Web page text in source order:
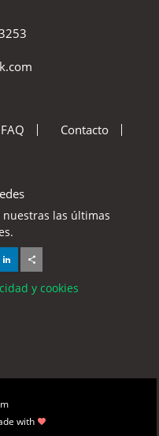
FAQ Contacto
las últimas
y cookies
with